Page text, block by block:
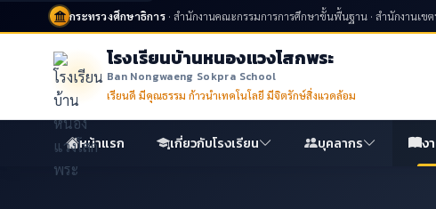
กระทรวงศึกษาธิการ · สำนักงานคณะกรรมการการศึกษาขั้นพื้นฐาน · สำนักงานเ
โรงเรียนบ้านหนองแวงโสกพระ
Ban Nongwaeng Sokpra School
เรียนดี มีคุณธรรม ก้าวนำเทคโนโลยี มีจิตรักษ์สิ่งแวดล้อม
หน้าแรก เกี่ยวกับโรงเรียน บุคลากร ง